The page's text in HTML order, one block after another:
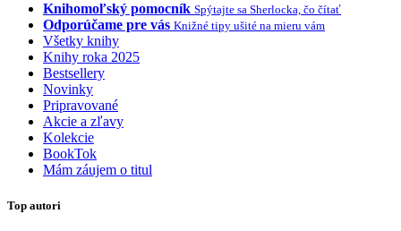
Knihomoľský pomocník Spýtajte sa Sherlocka, čo čítať
Odporúčame pre vás Knižné tipy ušité na mieru vám
Všetky knihy
Knihy roka 2025
Bestsellery
Novinky
Pripravované
Akcie a zľavy
Kolekcie
BookTok
Mám záujem o titul
Top autori